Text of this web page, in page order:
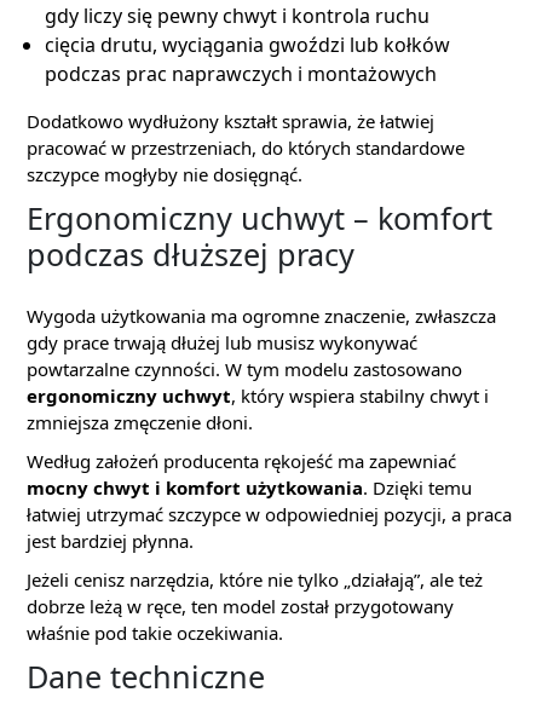
gdy liczy się pewny chwyt i kontrola ruchu
cięcia drutu, wyciągania gwoździ lub kołków
podczas prac naprawczych i montażowych
Dodatkowo wydłużony kształt sprawia, że łatwiej
pracować w przestrzeniach, do których standardowe
szczypce mogłyby nie dosięgnąć.
Ergonomiczny uchwyt – komfort
podczas dłuższej pracy
Wygoda użytkowania ma ogromne znaczenie, zwłaszcza
gdy prace trwają dłużej lub musisz wykonywać
powtarzalne czynności. W tym modelu zastosowano
ergonomiczny uchwyt, który wspiera stabilny chwyt i
zmniejsza zmęczenie dłoni.
Według założeń producenta rękojeść ma zapewniać
mocny chwyt i komfort użytkowania. Dzięki temu
łatwiej utrzymać szczypce w odpowiedniej pozycji, a praca
jest bardziej płynna.
Jeżeli cenisz narzędzia, które nie tylko „działają”, ale też
dobrze leżą w ręce, ten model został przygotowany
właśnie pod takie oczekiwania.
Dane techniczne